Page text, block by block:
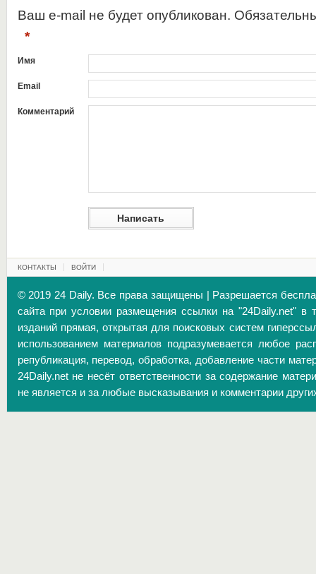
Ваш e-mail не будет опубликован.
*
Имя
Email
Комментарий
КОНТАКТЫ ВОЙТИ
© 2019 24 Daily. Все права защищены | Разрешается
сайта при условии размещения ссылки на "24Daily.net" в
изданий прямая, открытая для поисковых систем
использованием материалов подразумевается любое
републикация, перевод, обработка, добавление части
24Daily.net не несёт ответственности за содержание
не является и за любые высказывания и комментарии